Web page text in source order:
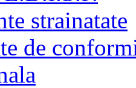
strainatate
de